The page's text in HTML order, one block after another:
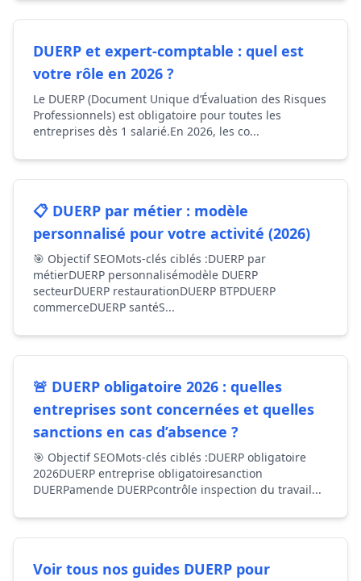
DUERP et expert-comptable : quel est
votre rôle en 2026 ?
Le DUERP (Document Unique d’Évaluation des Risques
Professionnels) est obligatoire pour toutes les
entreprises dès 1 salarié.En 2026, les co...
📋 DUERP par métier : modèle
personnalisé pour votre activité (2026)
🎯 Objectif SEOMots-clés ciblés :DUERP par
métierDUERP personnalisémodèle DUERP
secteurDUERP restaurationDUERP BTPDUERP
commerceDUERP santéS...
🚨 DUERP obligatoire 2026 : quelles
entreprises sont concernées et quelles
sanctions en cas d’absence ?
🎯 Objectif SEOMots-clés ciblés :DUERP obligatoire
2026DUERP entreprise obligatoiresanction
DUERPamende DUERPcontrôle inspection du travail...
Voir tous nos guides DUERP pour